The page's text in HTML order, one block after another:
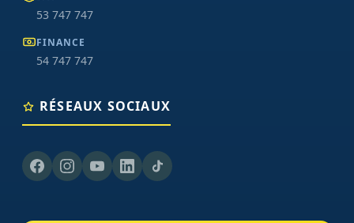
53 747 747
FINANCE
54 747 747
RÉSEAUX SOCIAUX